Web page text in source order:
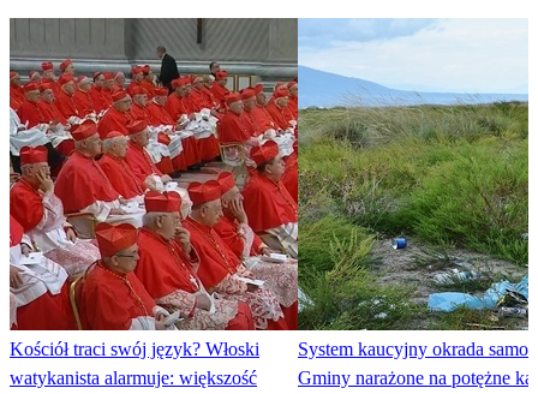
Kościół traci swój język? Włoski
watykanista alarmuje: większość
System kaucyjny okrada
Gminy narażone na potężne